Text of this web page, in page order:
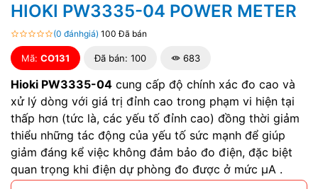
HIOKI PW3335-04 POWER METER
(0 đánhgiá) 100 Đã bán
Mã: CO131 Đã bán: 100 683
Hioki PW3335-04 cung cấp độ chính xác đo cao và
xử lý dòng với giá trị đỉnh cao trong phạm vi hiện tại
thấp hơn (tức là, các yếu tố đỉnh cao) đồng thời giảm
thiểu những tác động của yếu tố sức mạnh để giúp
giảm đáng kể việc không đảm bảo đo điện, đặc biệt
quan trọng khi điện dự phòng đo được ở mức μA .